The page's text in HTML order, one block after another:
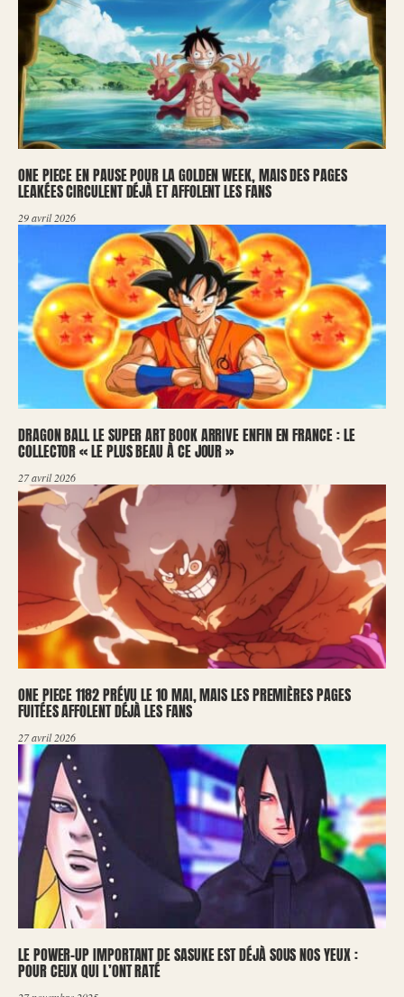
ONE PIECE EN PAUSE POUR LA GOLDEN WEEK, MAIS DES PAGES
LEAKÉES CIRCULENT DÉJÀ ET AFFOLENT LES FANS
29 avril 2026
DRAGON BALL LE SUPER ART BOOK ARRIVE ENFIN EN FRANCE : LE
COLLECTOR « LE PLUS BEAU À CE JOUR »
27 avril 2026
ONE PIECE 1182 PRÉVU LE 10 MAI, MAIS LES PREMIÈRES PAGES
FUITÉES AFFOLENT DÉJÀ LES FANS
27 avril 2026
LE POWER-UP IMPORTANT DE SASUKE EST DÉJÀ SOUS NOS YEUX :
POUR CEUX QUI L’ONT RATÉ